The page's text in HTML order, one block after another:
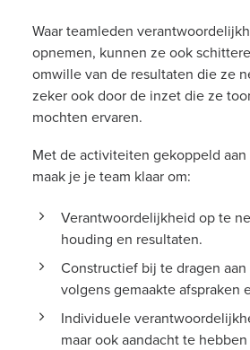
Waar teamleden
opnemen, kunnen ze ook
omwille van de resultaten die ze
zeker ook door de inzet die ze
mochten ervaren.
Met de activiteiten gekoppeld
maak je je team klaar om:
Verantwoordelijkheid op te
houding en resultaten.
Constructief bij te dragen
volgens gemaakte afspraken
Individuele
maar ook aandacht te